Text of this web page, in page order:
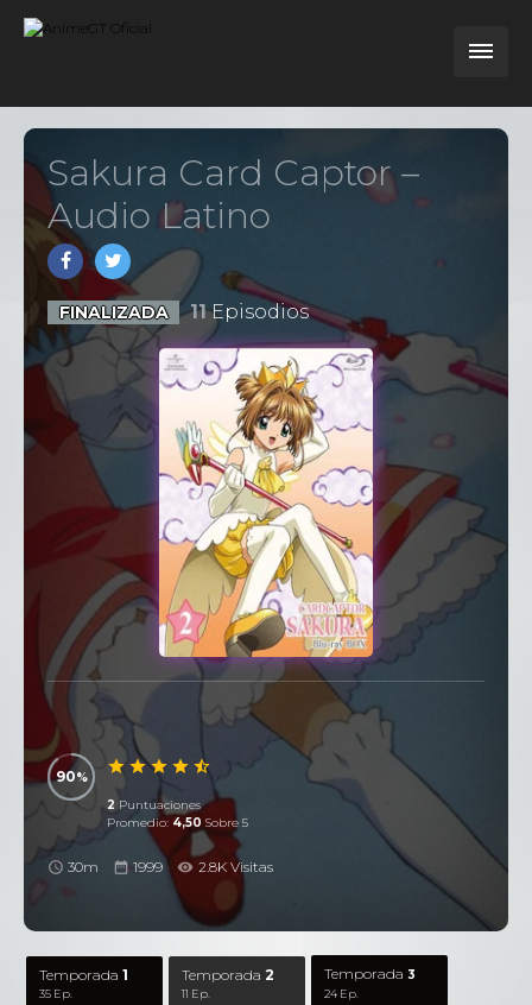
Sakura Card Captor –
Audio Latino
FINALIZADA 11Episodios
90
2 Puntuaciones
Promedio: 4,50 Sobre 5
30m 1999 2.8K Visitas
Temporada1
35 Ep.
Temporada2
11 Ep.
Temporada3
24 Ep.